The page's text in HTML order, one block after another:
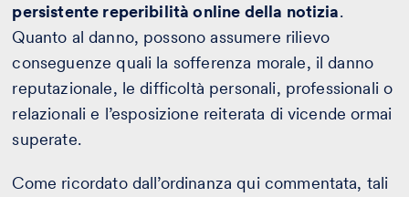
persistente reperibilità online della notizia.
Quanto al danno, possono assumere rilievo
conseguenze quali la sofferenza morale, il danno
reputazionale, le difficoltà personali, professionali o
relazionali e l’esposizione reiterata di vicende ormai
superate.
Come ricordato dall’ordinanza qui commentata, tali